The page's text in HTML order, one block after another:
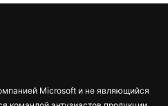
Microsoft и не являющийся